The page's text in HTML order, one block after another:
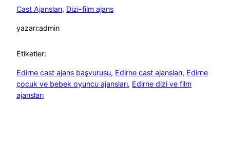
Cast Ajansları, Dizi-film ajans
yazarı:admin
Etiketler:
Edirne cast ajans başvurusu, Edirne cast ajansları, Edirne
çocuk ve bebek oyuncu ajansları, Edirne dizi ve film
ajansları